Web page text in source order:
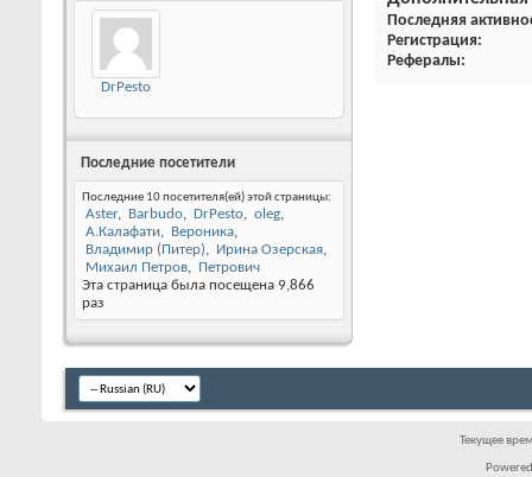
DrPesto
Последние посетители
Последние 10 посетителя(ей) этой страницы:
Aster Barbudo DrPesto
oleg
А.Калафати
Вероника
Владимир (Питер)
Ирина Озерская
Михаил Петров
Петрович
Эта страница была посещена 9,866
раз
Последняя
Регистрация
Рефералы
Текущее